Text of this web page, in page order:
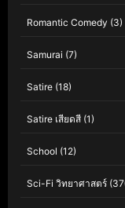
Romantic Comedy (3)
Samurai (7)
Satire (18)
Satire เสียดสี (1)
School (12)
Sci-Fi วิทยาศาสตร์